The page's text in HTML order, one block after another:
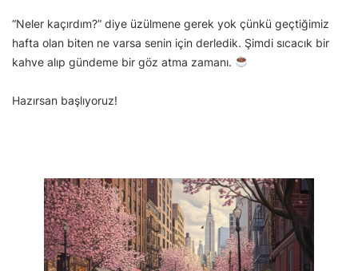
“Neler kaçırdım?” diye üzülmene gerek yok çünkü geçtiğimiz
hafta olan biten ne varsa senin için derledik. Şimdi sıcacık bir
kahve alıp gündeme bir göz atma zamanı.
Hazırsan başlıyoruz!